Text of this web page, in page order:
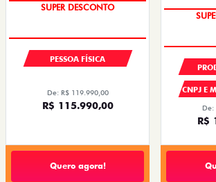
PESSOA FÍSICA
De: R$ 119.990,00
R$ 115.990,00
Quero agora!
CNPJ E
De:
R$